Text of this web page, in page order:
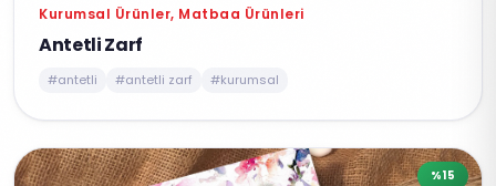
Kurumsal Ürünler, Matbaa Ürünleri
Antetli Zarf
#antetli #antetli zarf #kurumsal
%15